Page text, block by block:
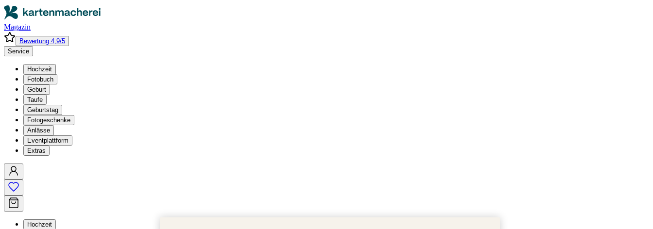
Magazin
Bewertung 4,9/5
Service
Hochzeit
Fotobuch
Geburt
Taufe
Geburtstag
Fotogeschenke
Anlässe
Eventplattform
Extras
Hochzeit